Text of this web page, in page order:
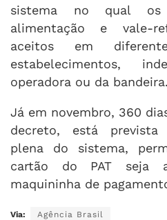
sistema no qual
alimentação e vale-
aceitos em
estabelecimentos,
operadora ou da bandeira.
Já em novembro, 360
decreto, está prevista
plena do sistema,
cartão do PAT seja
maquininha de
Via: Agência Brasil